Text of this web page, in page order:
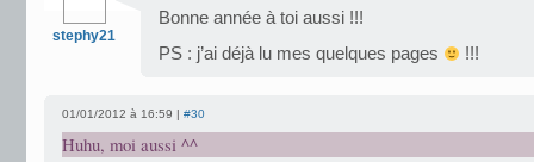
stephy21
Bonne année à toi aussi !!!
PS : j’ai déjà lu mes quelques pages
!!!
01/01/2012 à 16:59 | #30
Huhu, moi aussi ^^